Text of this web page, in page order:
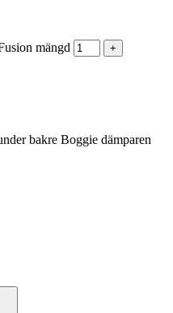
mängd
+
bakre Boggie dämparen